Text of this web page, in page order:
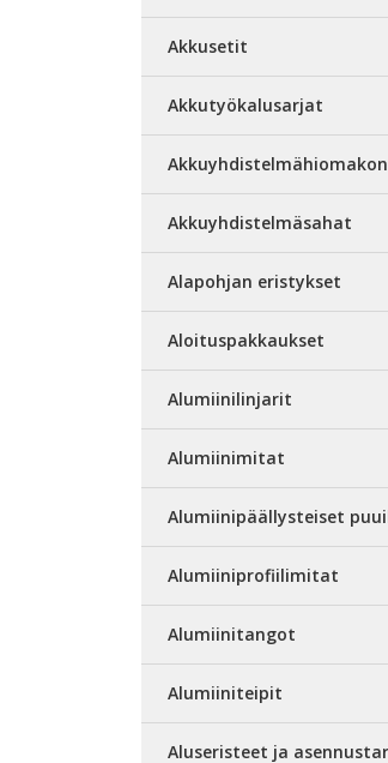
Akkusetit
Akkutyökalusarjat
Akkuyhdistelmäsahat
Alapohjan eristykset
Aloituspakkaukset
Alumiinilinjarit
Alumiinimitat
Alumiinipäällysteiset
Alumiiniprofiilimitat
Alumiinitangot
Alumiiniteipit
Aluseristeet ja